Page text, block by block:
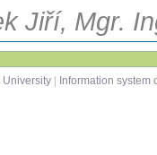
Jiří, Mgr.
Information